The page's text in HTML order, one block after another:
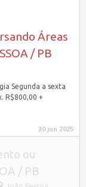
Áreas
/ PB
Segunda a sexta
R$800,00 +
30 jun 2025
ou
/ PB